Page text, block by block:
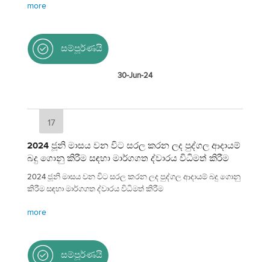
more
සම්පූර්ණයි
30-Jun-24
17
2024 ජූනි මාසය වන විට සරල කරන ලද පුද්ගල ආදායම්
බදු ගොනු කිරීම සඳහා මාර්ගගත ද්වාරය විධිමත් කිරීම
2024 ජූනි මාසය වන විට සරල කරන ලද පුද්ගල ආදායම් බදු ගොනු
කිරීම සඳහා මාර්ගගත ද්වාරය විධිමත් කිරීම
more
සම්පූර්ණයි